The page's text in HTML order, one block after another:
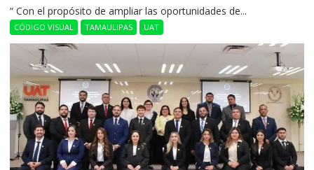
“ Con el propósito de ampliar las oportunidades de...
CÓDIGO VISUAL TAMAULIPAS UAT